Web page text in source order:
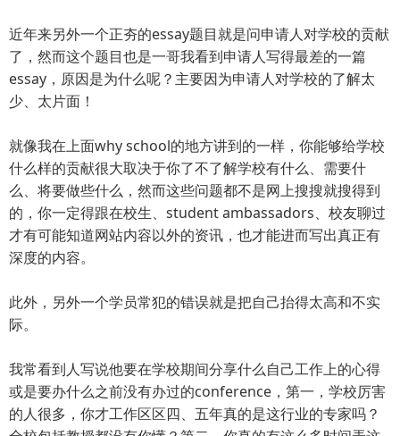
近年来另外一个正夯的essay题目就是问申请人对学校的贡献
了，然而这个题目也是一哥我看到申请人写得最差的一篇
essay，原因是为什么呢？主要因为申请人对学校的了解太
少、太片面！
就像我在上面why school的地方讲到的一样，你能够给学校
什么样的贡献很大取决于你了不了解学校有什么、需要什
么、将要做些什么，然而这些问题都不是网上搜搜就搜得到
的，你一定得跟在校生、student ambassadors、校友聊过
才有可能知道网站内容以外的资讯，也才能进而写出真正有
深度的内容。
此外，另外一个学员常犯的错误就是把自己抬得太高和不实
际。
我常看到人写说他要在学校期间分享什么自己工作上的心得
或是要办什么之前没有办过的conference，第一，学校厉害
的人很多，你才工作区区四、五年真的是这行业的专家吗？